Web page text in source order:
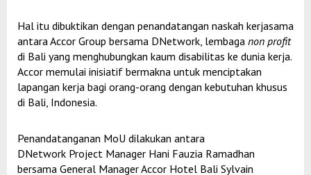
Hal itu dibuktikan dengan penandatangan naskah kerjasama
antara Accor Group bersama DNetwork, lembaga non profit
di Bali yang menghubungkan kaum disabilitas ke dunia kerja.
Accor memulai inisiatif bermakna untuk menciptakan
lapangan kerja bagi orang-orang dengan kebutuhan khusus
di Bali, Indonesia.
Penandatanganan MoU dilakukan antara
DNetwork Project Manager Hani Fauzia Ramadhan
bersama General Manager Accor Hotel Bali Sylvain